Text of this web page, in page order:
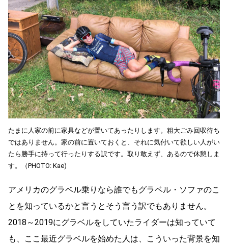
たまに人家の前に家具などが置いてあったりします。粗大ごみ回収待ち
ではありません。家の前に置いておくと、それに気付いて欲しい人がい
たら勝手に持って行ったりする訳です。取り敢えず、あるので休憩しま
す。（PHOTO: Kae)
アメリカのグラベル乗りなら誰でもグラベル・ソファのこ
とを知っているかと言うとそう言う訳でもありません。
2018～2019にグラベルをしていたライダーは知っていて
も、ここ最近グラベルを始めた人は、こういった背景を知